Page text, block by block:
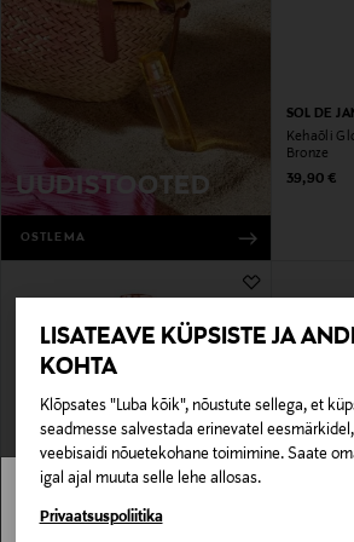
LISATEAVE KÜPSISTE JA
KOHTA
Klõpsates "Luba kõik", nõustute sellega, et
seadmesse salvestada erinevatel
veebisaidi nõuetekohane toimimine. Saate
igal ajal muuta selle lehe allosas.
Privaatsuspoliitika
UUDISTOOTED
OSTLEMA
SOL DE
Kehaõli
Bronze
Original
39,90 €
NUXEStockmann pole Sinu riigis